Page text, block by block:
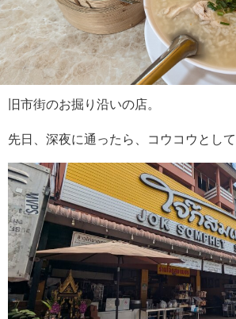
旧市街のお掘り沿いの店。
先日、深夜に通ったら、コウコウとして